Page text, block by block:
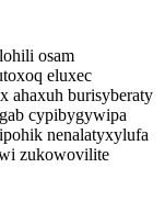
osam
eluxec
ahaxuh burisyberaty
cypibygywipa
nenalatyxylufa
zukowovilite